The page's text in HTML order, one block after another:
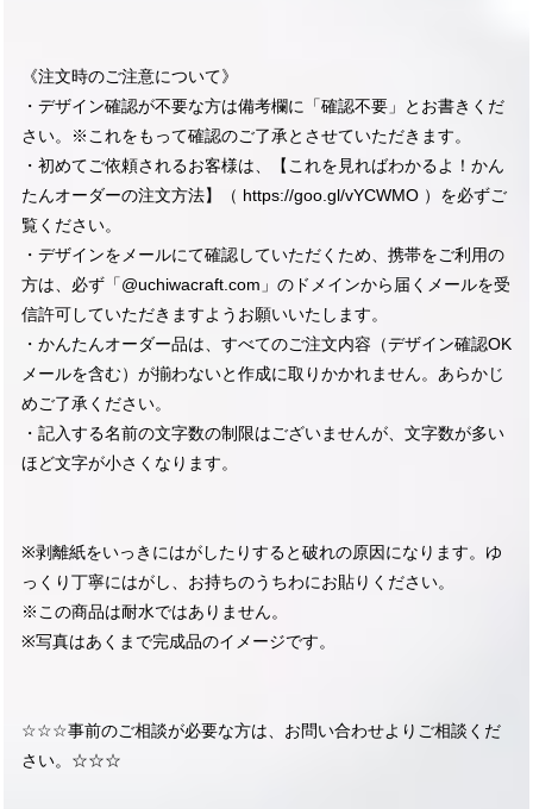
《注文時のご注意について》
・デザイン確認が不要な方は備考欄に「確認不要」とお書きくだ
さい。※これをもって確認のご了承とさせていただきます。
・初めてご依頼されるお客様は、【これを見ればわかるよ！かん
たんオーダーの注文方法】（ https://goo.gl/vYCWMO ）を必ずご
覧ください。
・デザインをメールにて確認していただくため、携帯をご利用の
方は、必ず「@uchiwacraft.com」のドメインから届くメールを受
信許可していただきますようお願いいたします。
・かんたんオーダー品は、すべてのご注文内容（デザイン確認OK
メールを含む）が揃わないと作成に取りかかれません。あらかじ
めご了承ください。
・記入する名前の文字数の制限はございませんが、文字数が多い
ほど文字が小さくなります。
※剥離紙をいっきにはがしたりすると破れの原因になります。ゆ
っくり丁寧にはがし、お持ちのうちわにお貼りください。
※この商品は耐水ではありません。
※写真はあくまで完成品のイメージです。
☆☆☆事前のご相談が必要な方は、お問い合わせよりご相談くだ
さい。☆☆☆